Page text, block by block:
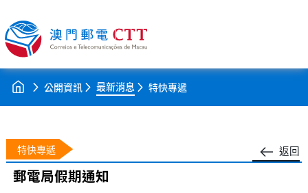
公開資訊 最新消息 特快專遞
返回
特快專遞
郵電局假期通知